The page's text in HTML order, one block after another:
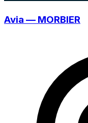
Avia — MORBIER